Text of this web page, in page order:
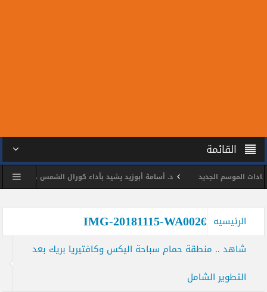
القائمة
الموسم الجديد
د. أسامة أبوزيد يشيد بأداء كورال الشمس خلال بروفة
الرئيسيه
شاهد .. منطقة حمام سباحة اليكس وكافتيريا بريك بعد
التطوير الشامل
IMG-20181115-WA0026